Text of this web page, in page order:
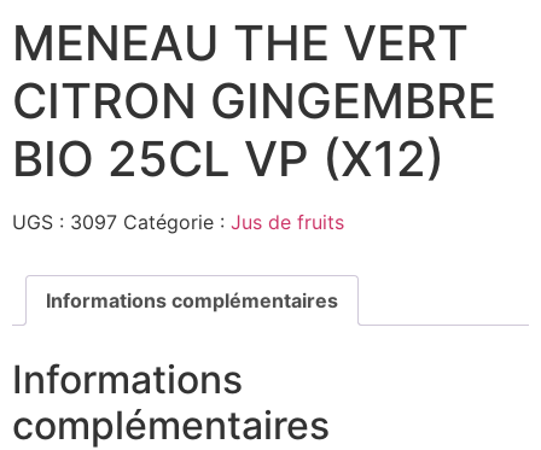
MENEAU THE VERT
CITRON GINGEMBRE
BIO 25CL VP (X12)
UGS : 3097 Catégorie : Jus de fruits
Informations complémentaires
Informations
complémentaires